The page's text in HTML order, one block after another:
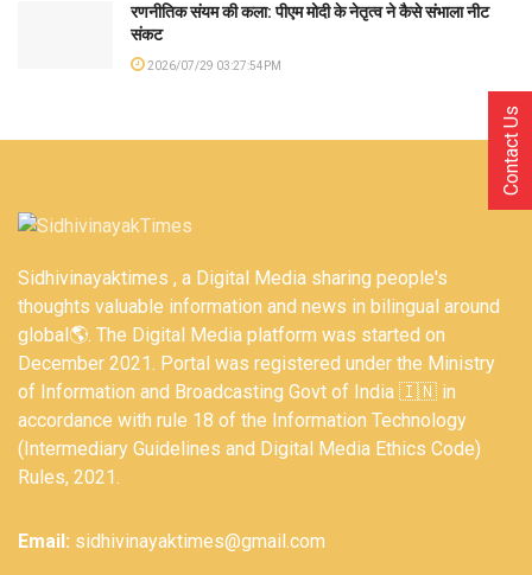
रणनीतिक संयम की कला: पीएम मोदी के नेतृत्व ने कैसे संभाला नीट
संकट
2026/07/29 03:27:54PM
Sidhivinayaktimes , a Digital Media sharing people's
thoughts valuable information and news in bilingual around
global🌎. The Digital Media platform was started on
December 2021. Portal was registered under the Ministry
of Information and Broadcasting Govt of India 🇮🇳 in
accordance with rule 18 of the Information Technology
(Intermediary Guidelines and Digital Media Ethics Code)
Rules, 2021.
Email: sidhivinayaktimes@gmail.com
Contact Us